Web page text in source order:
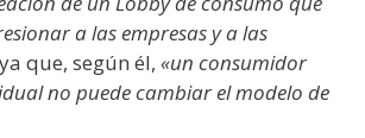
a las empresas y a las
que, según él, «un consumidor
no puede cambiar el modelo de